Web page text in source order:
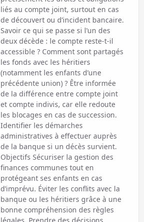
liés au compte joint, surtout en cas
de découvert ou d’incident bancaire.
Savoir ce qui se passe si l’un des
deux décède : le compte reste-t-il
accessible ? Comment sont partagés
les fonds avec les héritiers
(notamment les enfants d’une
précédente union) ? Être informée
de la différence entre compte joint
et compte indivis, car elle redoute
les blocages en cas de succession.
Identifier les démarches
administratives à effectuer auprès
de la banque si un décès survient.
Objectifs Sécuriser la gestion des
finances communes tout en
protégeant ses enfants en cas
d’imprévu. Éviter les conflits avec la
banque ou les héritiers grâce à une
bonne compréhension des règles